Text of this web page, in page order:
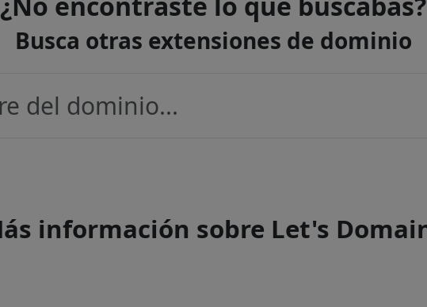
Busca otras extensiones de dominio